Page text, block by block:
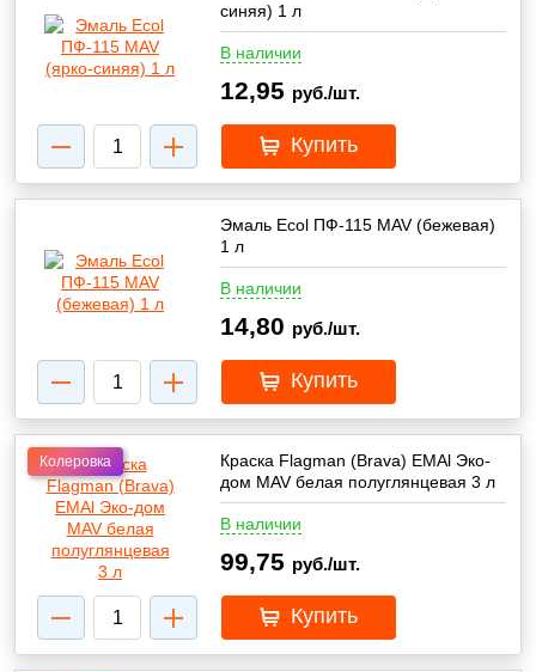
синяя) 1 л
В наличии
12,95 руб./шт.
Купить
Эмаль Ecol ПФ-115 MAV (бежевая)
1 л
В наличии
14,80 руб./шт.
Купить
Колеровка
Краска Flagman (Brava) EMAl Эко-
дом MAV белая полуглянцевая 3 л
В наличии
99,75 руб./шт.
Купить